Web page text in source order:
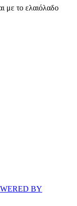
με το ελαιόλαδο
BY